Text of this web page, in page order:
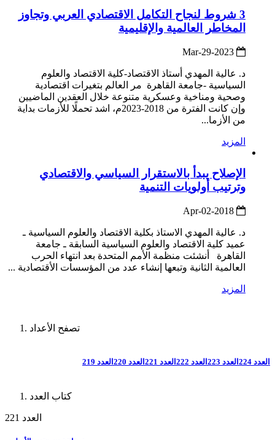
3 شروط لنجاح التكامل الاقتصادي العربي وتجاوز
المخاطر العالمية والإقليمية
د. عالية المهدي أستاذ الاقتصاد-كلية الاقتصاد والعلوم
السياسية -جامعة القاهرة مر العالم بتغيرات اقتصادية
وصحية ومناخية وعسكرية متنوعة خلال العقدين الماضيين
وإن كانت الفترة من 2018-2023م، اشد تحملًا للأزمات بداية
من الأزما...
المزيد
الإصلاح يبدأ بالاستقرار السياسي والاقتصادي
وترتيب أولويات التنمية
د. عالية المهدي الاستاذ بكلية الاقتصاد والعلوم السياسية ـ
عميد كلية الاقتصاد والعلوم السياسية السابقة ـ جامعة
القاهرة أنشئت منظمة الأمم المتحدة بعد انتهاء الحرب
العالمية الثانية وتبعها إنشاء عدد من المؤسسات الأقتصادية ...
المزيد
تصفح الأعداد
العدد 224 العدد 223 العدد 222 العدد 221 العدد 220 العدد 219
كتاب العدد
العدد 221